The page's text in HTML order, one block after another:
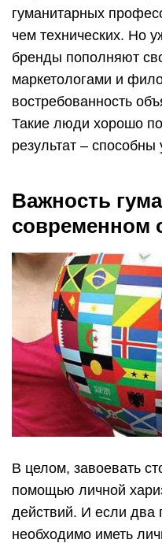
гуманитарных
чем технических. Но
бренды пополняют
маркетологами и
востребованность
Такие люди хорошо
результат –
Важность
современном
В целом, завоевать
помощью личной
действий. И если два
необходимо иметь